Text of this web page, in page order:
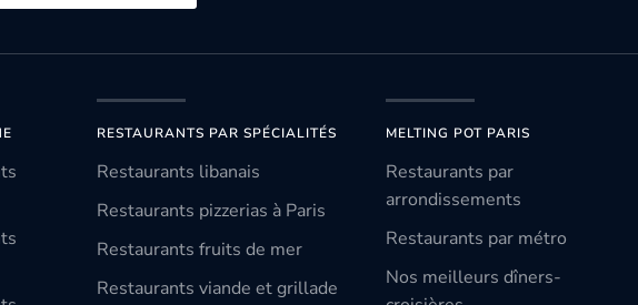
RESTAURANTS PAR SPÉCIALITÉS
Restaurants libanais
Restaurants pizzerias à Paris
Restaurants fruits de mer
Restaurants viande et grillade
MELTING POT PARIS
Restaurants par
arrondissements
Restaurants par métro
Nos meilleurs dîners-